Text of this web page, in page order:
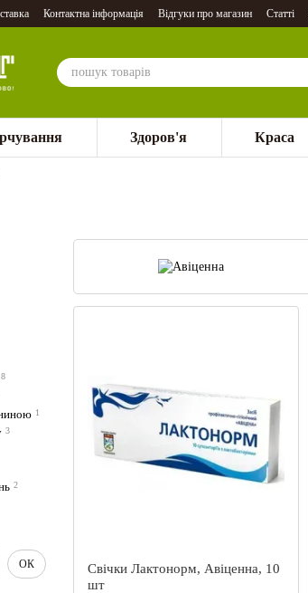
Контактна інформація Відгуки про магазин Статті
Здоров'я Краса
Свічки Лактонорм, Авіценна, 10
шт
8
1
3
2
ОК